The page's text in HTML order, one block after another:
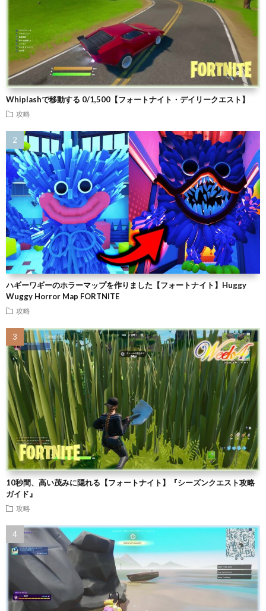
Whiplashで移動する 0/1,500【フォートナイト・デイリークエスト】
攻略
ハギーワギーのホラーマップを作りました【フォートナイト】Huggy
Wuggy Horror Map FORTNITE
攻略
10秒間、高い茂みに隠れる【フォートナイト】『シーズンクエスト攻略
ガイド』
攻略